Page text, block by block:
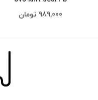
989,000 تومان